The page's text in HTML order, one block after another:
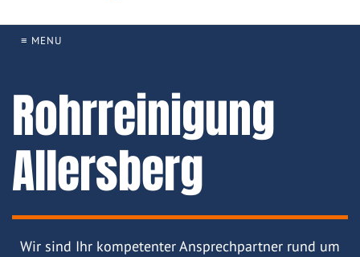
≡ MENU
Rohrreinigung
Allersberg
Wir sind Ihr kompetenter Ansprechpartner rund um